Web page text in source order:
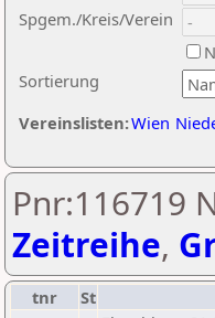
Sortierung
Spgem./Kreis/Verein
Vereinslisten:Wien
Pnr:116719
Zeitreihe,
tnr St